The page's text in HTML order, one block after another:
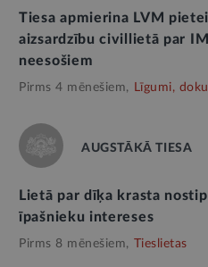
Tiesa apmierina LVM
aizsardzību civillietā par
neesošiem
Pirms 4 mēnešiem, Līgumi,
AUGSTĀKĀ TIESA
Lietā par dīķa krasta
īpašnieku intereses
Pirms 8 mēnešiem, Tieslietas